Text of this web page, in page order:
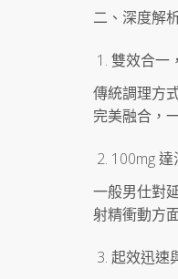
二、深度解
雙效合一
傳統調理方
完美融合，
100mg
一般男仕對
射精衝動方
起效迅速